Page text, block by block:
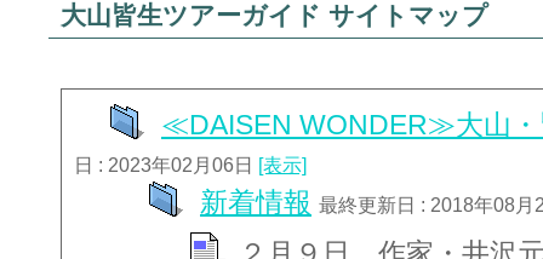
大山皆生ツアーガイド サイトマップ
≪DAISEN WONDER≫大山
日 : 2023年02月06日 [表示]
新着情報 最終更新日 : 2018年08